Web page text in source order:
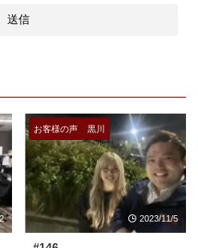
お客様の声 黒川
2023/11/5